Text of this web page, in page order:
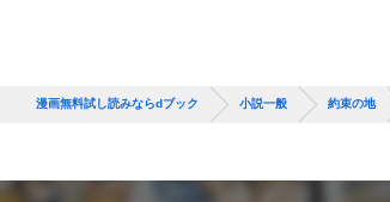
漫画無料試し読みならdブック 小説一般 約束の地